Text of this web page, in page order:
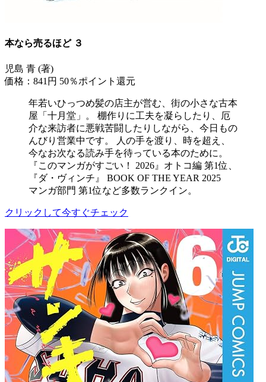
本なら売るほど ３
児島 青 (著)
価格：841円 50％ポイント還元
年若いひっつめ髪の店主が営む、街の小さな古本
屋「十月堂」。 棚作りに工夫を凝らしたり、厄
介な来訪者に悪戦苦闘したりしながら、今日もの
んびり営業中です。 人の手を渡り、時を超え、
今なお次なる読み手を待っている本のために。
『このマンガがすごい！ 2026』オトコ編 第1位、
『ダ・ヴィンチ』 BOOK OF THE YEAR 2025
マンガ部門 第1位など多数ランクイン。
クリックして今すぐチェック